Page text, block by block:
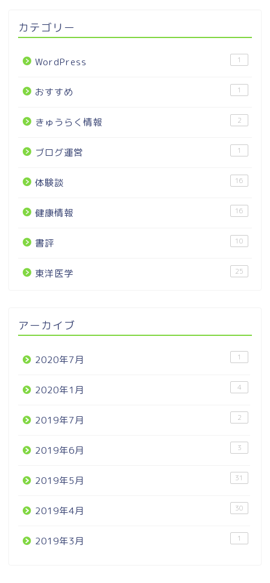
カテゴリー
WordPress 1
おすすめ 1
きゅうらく情報 2
ブログ運営 1
体験談 16
健康情報 16
書評 10
東洋医学 25
アーカイブ
2020年7月 1
2020年1月 4
2019年7月 2
2019年6月 3
2019年5月 31
2019年4月 30
2019年3月 1